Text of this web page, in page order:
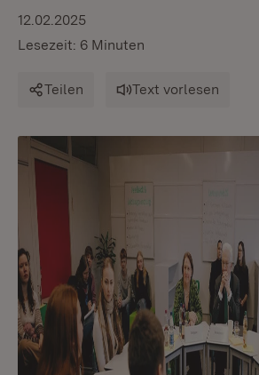
12.02.2025
Lesezeit: 6 Minuten
Teilen Text vorlesen